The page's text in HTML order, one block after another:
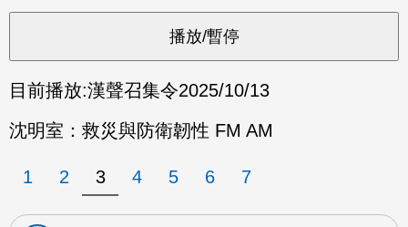
目前播放:漢聲召集令2025/10/13
沈明室：救災與防衛韌性 FM AM
1 2 3 4 5 6 7